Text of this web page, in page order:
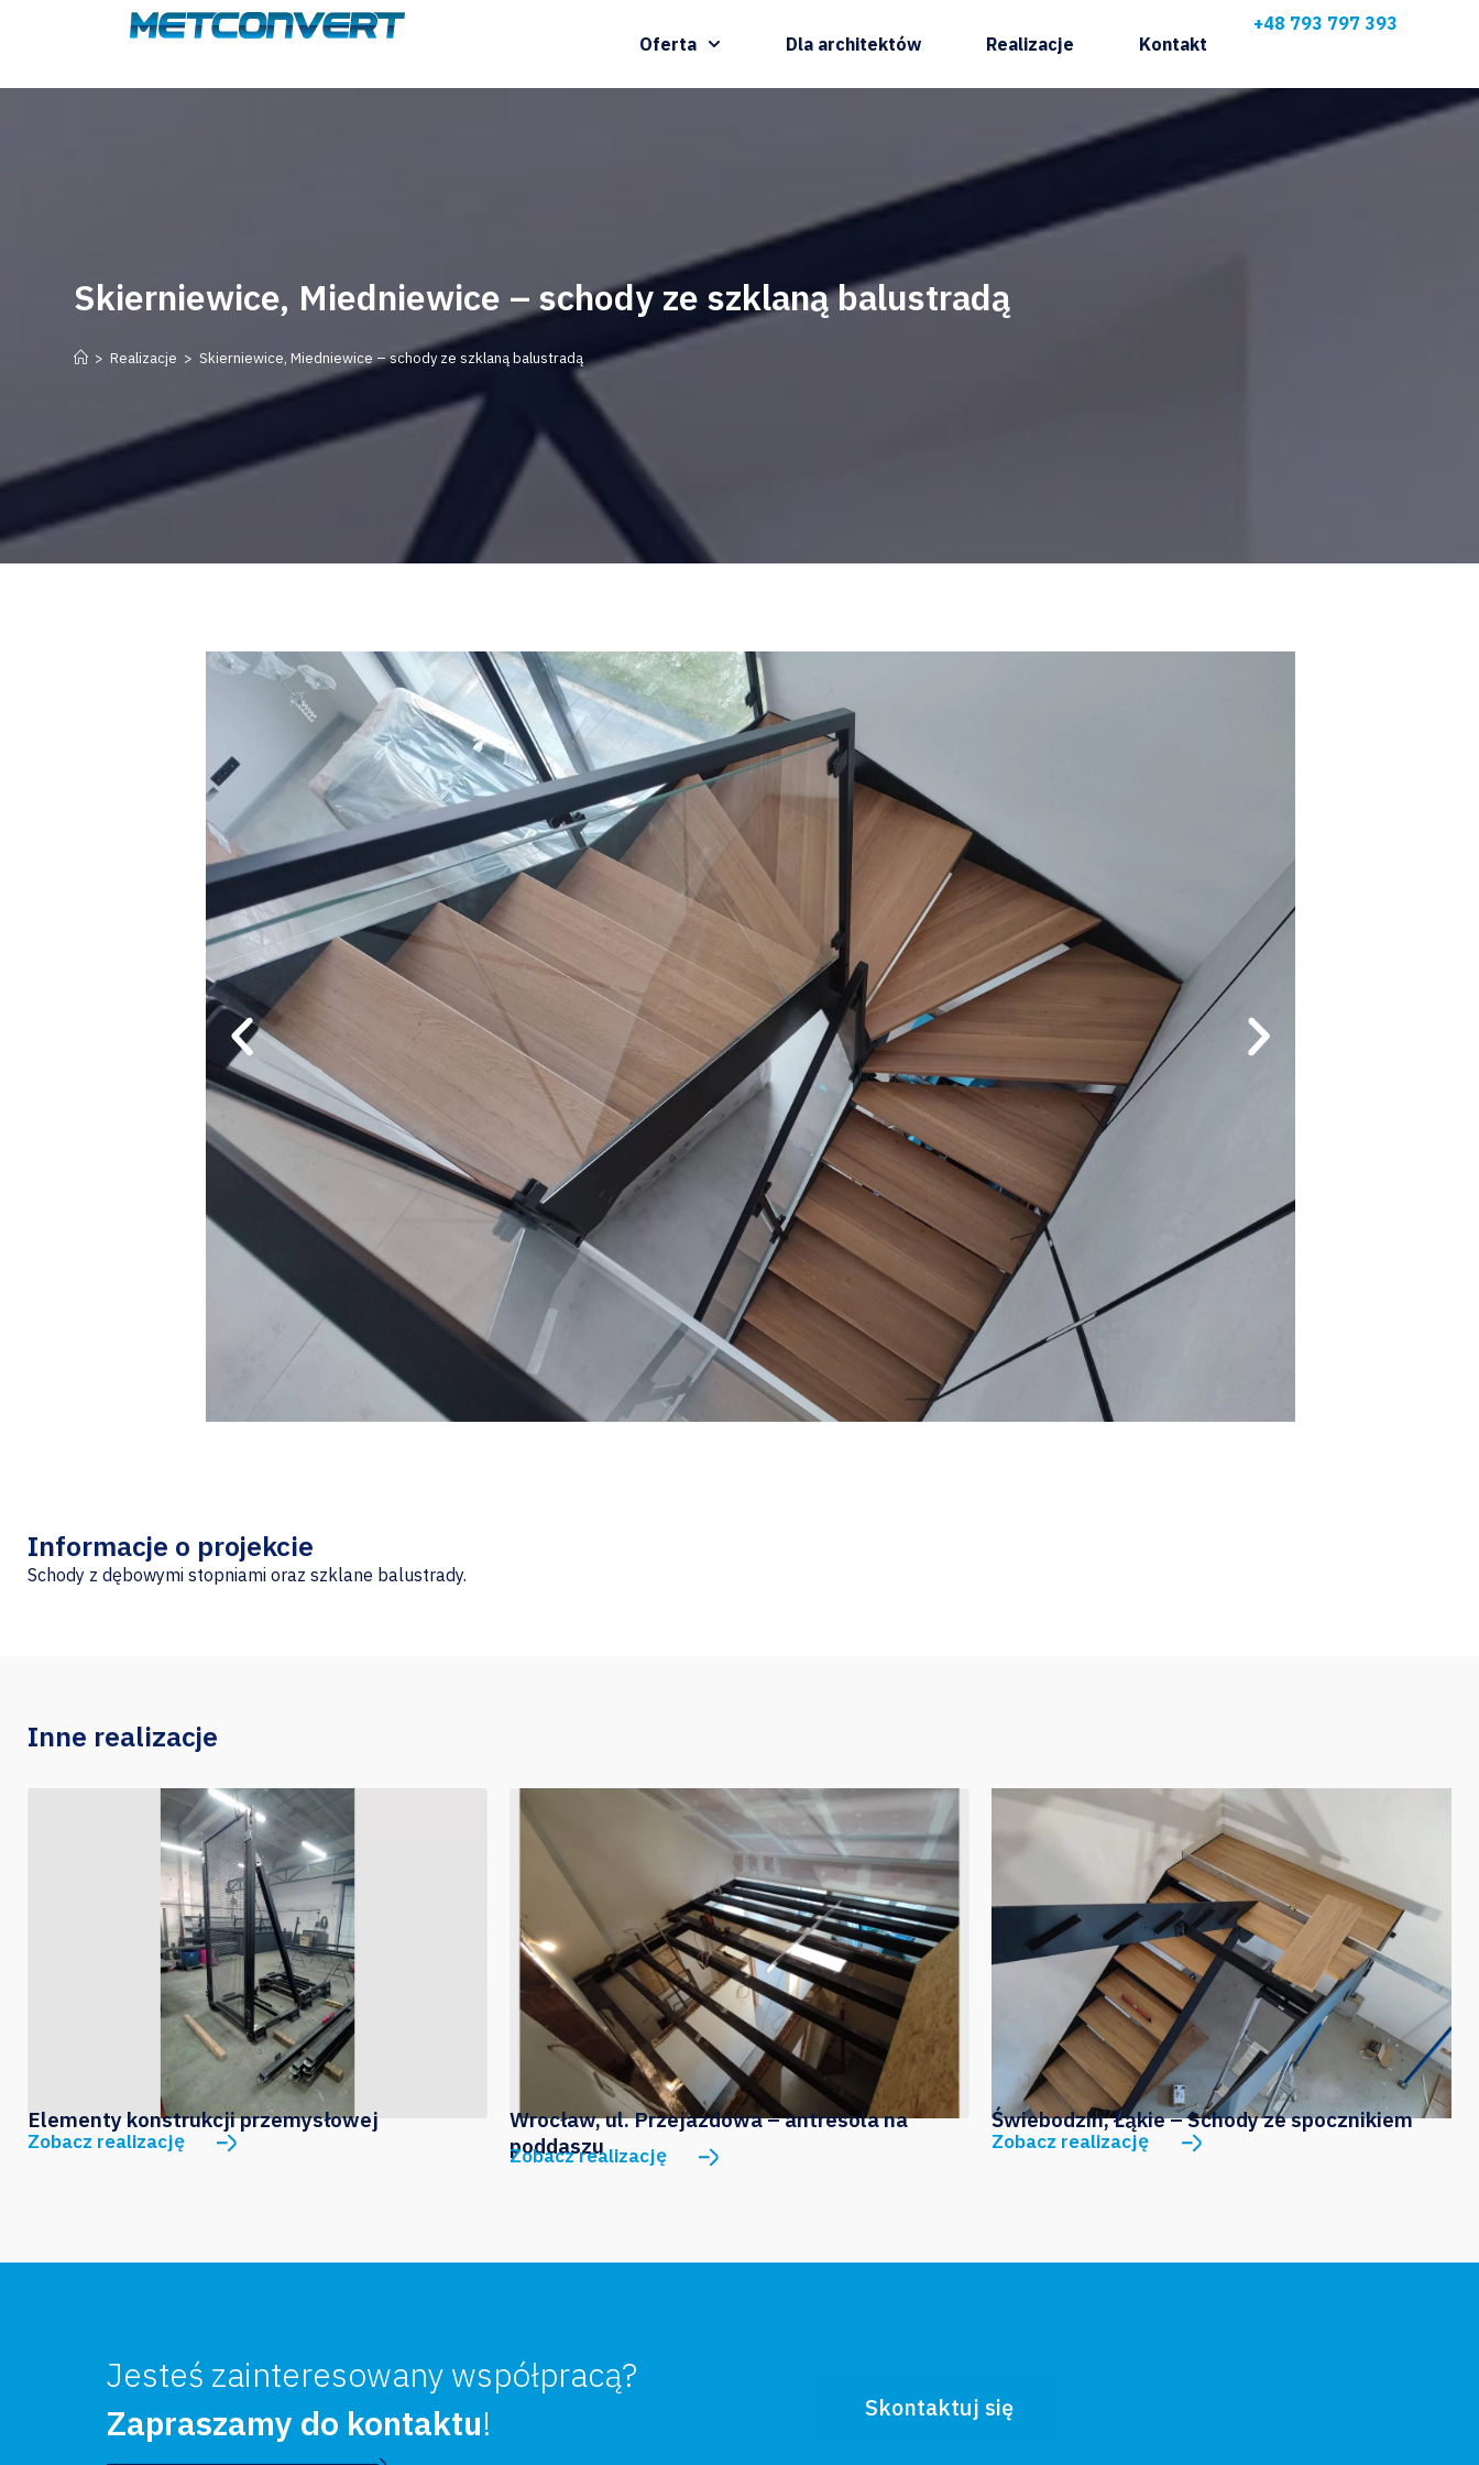
Oferta Dla architektów Realizacje Kontakt
+48 793 797 393
Skierniewice, Miedniewice – schody ze szklaną balustradą
> Realizacje > Skierniewice, Miedniewice – schody ze szklaną balustradą
Informacje o projekcie
Schody z dębowymi stopniami oraz szklane balustrady.
Inne realizacje
Elementy konstrukcji przemysłowej
Zobacz realizację
Wrocław, ul. Przejazdowa – antresola na
poddaszu
Zobacz realizację
Świebodzin, Łąkie – Schody ze spocznikiem
Zobacz realizację
Jesteś zainteresowany współpracą?
Zapraszamy do kontaktu! Skontaktuj się